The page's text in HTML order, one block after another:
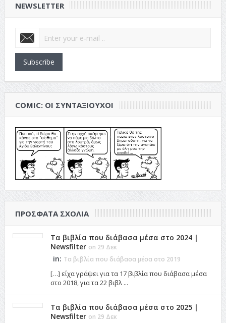
NEWSLETTER
Subscribe
COMIC: ΟΙ ΣΥΝΤΑΞΙΟΎΧΟΙ
ΠΡΌΣΦΑΤΑ ΣΧΌΛΙΑ
Τα βιβλία που διάβασα μέσα στο 2024 |
Newsfilter on 29 Δεκ
in: Τα βιβλία που διάβασα μέσα στο 2019
[…] είχα γράψει για τα 17 βιβλία που διάβασα μέσα
στο 2018, για τα 22 βιβλ ...
Τα βιβλία που διάβασα μέσα στο 2025 |
Newsfilter on 29 Δεκ